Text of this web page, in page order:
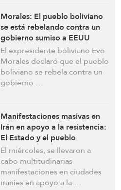
Morales: El pueblo boliviano
se está rebelando contra un
gobierno sumiso a EEUU
El expresidente boliviano Evo
Morales declaró que el pueblo
boliviano se rebela contra un
gobierno …
Manifestaciones masivas en
Irán en apoyo a la resistencia:
El Estado y el pueblo
permanecen unidos en el 90º
día de la agresión
El miércoles, se llevaron a
cabo multitudinarias
manifestaciones en ciudades
iraníes en apoyo a la …